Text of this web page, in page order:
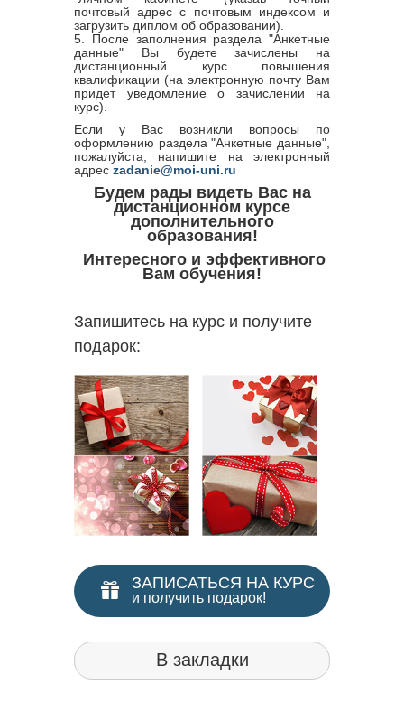
почтовый адрес с почтовым индексом и
загрузить диплом об образовании).
5. После заполнения раздела "Анкетные
данные" Вы будете зачислены на
дистанционный курс повышения
квалификации (на электронную почту Вам
придет уведомление о зачислении на
курс).
Если у Вас возникли вопросы по
оформлению раздела "Анкетные данные",
пожалуйста, напишите на электронный
адрес zadanie@moi-uni.ru
Будем рады видеть Вас на
дистанционном курсе
дополнительного
образования!
Интересного и эффективного
Вам обучения!
Запишитесь на курс и получите
подарок:
ЗАПИСАТЬСЯ НА КУРС
и получить подарок!
В закладки